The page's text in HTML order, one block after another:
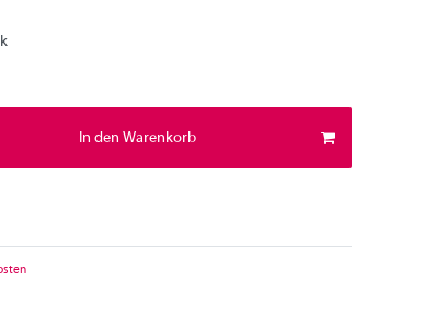
In den Warenkorb